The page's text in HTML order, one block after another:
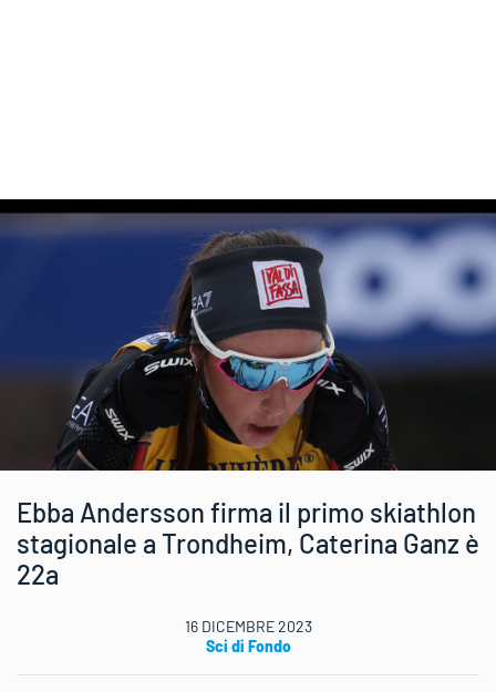
Ebba Andersson firma il primo skiathlon
stagionale a Trondheim, Caterina Ganz è
22a
16 DICEMBRE 2023
Sci di Fondo